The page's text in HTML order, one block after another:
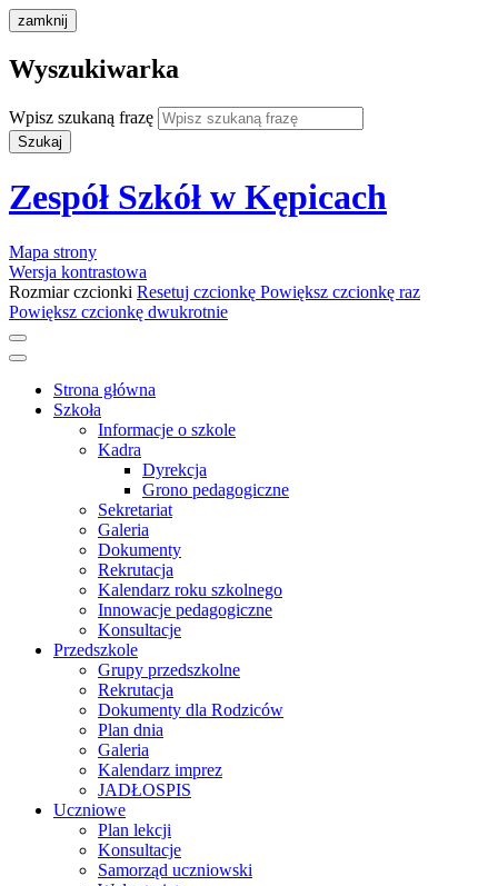
zamknij
Wyszukiwarka
Wpisz szukaną frazę
Szukaj
Zespół Szkół w Kępicach
Mapa strony
Wersja kontrastowa
Rozmiar czcionki Resetuj czcionkę Powiększ czcionkę raz
Powiększ czcionkę dwukrotnie
Strona główna
Szkoła
Informacje o szkole
Kadra
Dyrekcja
Grono pedagogiczne
Sekretariat
Galeria
Dokumenty
Rekrutacja
Kalendarz roku szkolnego
Innowacje pedagogiczne
Konsultacje
Przedszkole
Grupy przedszkolne
Rekrutacja
Dokumenty dla Rodziców
Plan dnia
Galeria
Kalendarz imprez
JADŁOSPIS
Uczniowe
Plan lekcji
Konsultacje
Samorząd uczniowski